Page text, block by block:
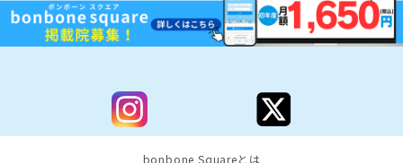
bonbone Squareとは